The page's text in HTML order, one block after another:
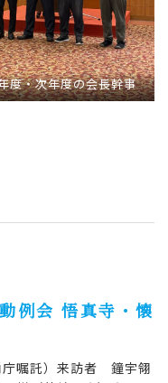
度・次年度の会長幹事
例会 悟真寺・懐
嘱託）来訪者 鐘宇翎